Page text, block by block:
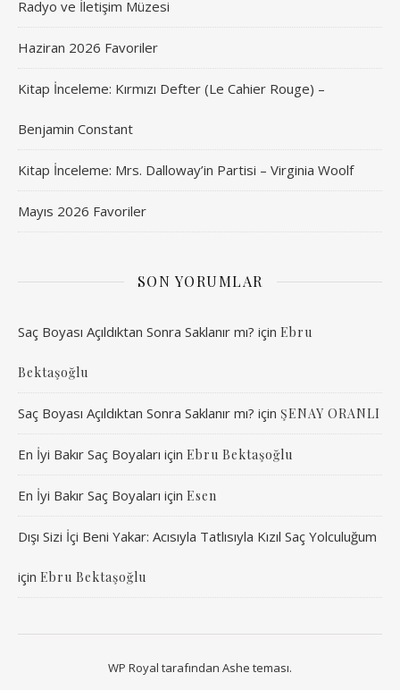
Radyo ve İletişim Müzesi
Haziran 2026 Favoriler
Kitap İnceleme: Kırmızı Defter (Le Cahier Rouge) –
Benjamin Constant
Kitap İnceleme: Mrs. Dalloway’in Partisi – Virginia Woolf
Mayıs 2026 Favoriler
SON YORUMLAR
Saç Boyası Açıldıktan Sonra Saklanır mı? için Ebru
Bektaşoğlu
Saç Boyası Açıldıktan Sonra Saklanır mı? için ŞENAY ORANLI
En İyi Bakır Saç Boyaları için Ebru Bektaşoğlu
En İyi Bakır Saç Boyaları için Esen
Dışı Sizi İçi Beni Yakar: Acısıyla Tatlısıyla Kızıl Saç Yolculuğum
için Ebru Bektaşoğlu
WP Royal tarafından Ashe teması.